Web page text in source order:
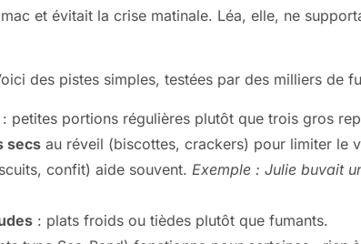
et évitait la crise matinale. Léa, elle, ne
des pistes simples, testées par des milliers de
: petites portions régulières plutôt que trois gros
secs au réveil (biscottes, crackers) pour limiter le
confit) aide souvent. Exemple : Julie buvait
: plats froids ou tièdes plutôt que fumants.